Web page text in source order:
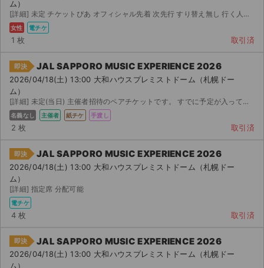
ム）
[詳細] 未定 チケットぴあ オフィシャル先着 次先行 すり替え無し 行く人数が変更になったためこち...
女性 電チケ
1 枚 取引済
即決 JAL SAPPORO MUSIC EXPERIENCE 2026
2026/04/18(土) 13:00 大和ハウスプレミストドーム（札幌ドー
ム）
[詳細] 未定(当日) 主催者招待のペアチケットです。 すでに予定が入って途中までしか参加参加できないた...
名義なし 主催者 紙チケ 手渡し
2 枚 取引済
即決 JAL SAPPORO MUSIC EXPERIENCE 2026
2026/04/18(土) 13:00 大和ハウスプレミストドーム（札幌ドー
ム）
[詳細] 指定席 分配可能
電チケ
4 枚 取引済
即決 JAL SAPPORO MUSIC EXPERIENCE 2026
2026/04/18(土) 13:00 大和ハウスプレミストドーム（札幌ドー
ム）